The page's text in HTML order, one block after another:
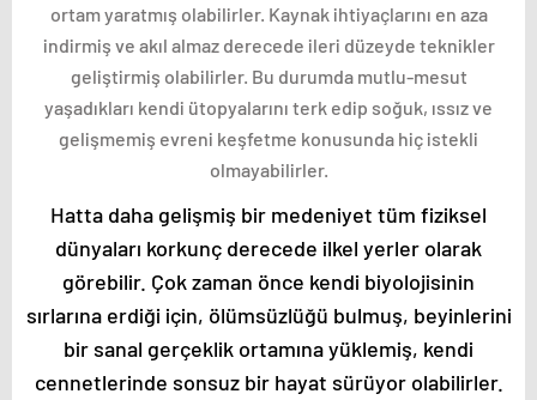
ortam yaratmış olabilirler. Kaynak ihtiyaçlarını en aza
indirmiş ve akıl almaz derecede ileri düzeyde teknikler
geliştirmiş olabilirler. Bu durumda mutlu-mesut
yaşadıkları kendi ütopyalarını terk edip soğuk, ıssız ve
gelişmemiş evreni keşfetme konusunda hiç istekli
olmayabilirler.
Hatta daha gelişmiş bir medeniyet tüm fiziksel
dünyaları korkunç derecede ilkel yerler olarak
görebilir. Çok zaman önce kendi biyolojisinin
sırlarına erdiği için, ölümsüzlüğü bulmuş, beyinlerini
bir sanal gerçeklik ortamına yüklemiş, kendi
cennetlerinde sonsuz bir hayat sürüyor olabilirler.